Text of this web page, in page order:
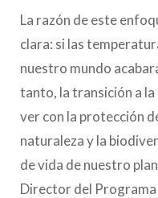
La razón de este
clara: si las
nuestro mundo
tanto, la transición a
ver con la protección
naturaleza y la
de vida de nuestro
Director del Programa